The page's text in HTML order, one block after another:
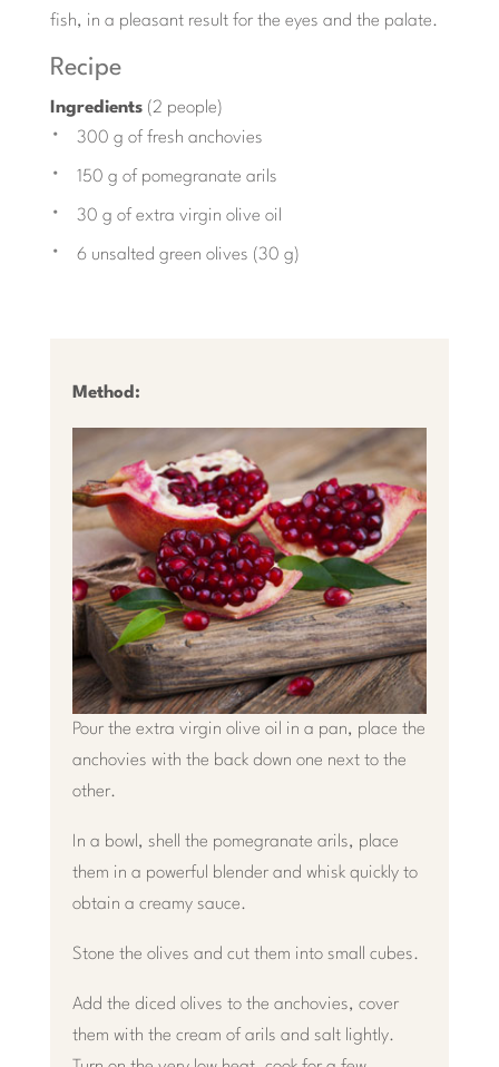
fish, in a pleasant result for the eyes and the palate.
Recipe
Ingredients(2 people)
300 g of fresh anchovies
150 g of pomegranate arils
30 g of extra virgin olive oil
6 unsalted green olives (30 g)
Method:
Pour the extra virgin olive oil in a pan, place the
anchovies with the back down one next to the
other.
In a bowl, shell the pomegranate arils, place
them in a powerful blender and whisk quickly to
obtain a creamy sauce.
Stone the olives and cut them into small cubes.
Add the diced olives to the anchovies, cover
them with the cream of arils and salt lightly.